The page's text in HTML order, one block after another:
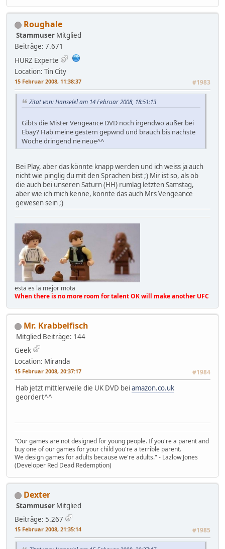
Roughale
Stammuser Mitglied
Beiträge: 7.671
HURZ Experte
Location: Tin City
15 Februar 2008, 11:38:37 #1983
Zitat von: Hanselel am 14 Februar 2008, 18:51:13
Gibts die Mister Vengeance DVD noch irgendwo außer bei
Ebay? Hab meine gestern gepwnd und brauch bis nächste
Woche dringend ne neue^^
Bei Play, aber das könnte knapp werden und ich weiss ja auch
nicht wie pinglig du mit den Sprachen bist ;) Mir ist so, als ob
die auch bei unseren Saturn (HH) rumlag letzten Samstag,
aber wie ich mich kenne, könnte das auch Mrs Vengeance
gewesen sein ;)
esta es la mejor mota
When there is no more room for talent OK will make another UFC
Mr. Krabbelfisch
Mitglied Beiträge: 144
Geek
Location: Miranda
15 Februar 2008, 20:37:17 #1984
Hab jetzt mittlerweile die UK DVD beiamazon.co.uk
geordert^^
"Our games are not designed for young people. If you're a parent and
buy one of our games for your child you're a terrible parent.
We design games for adults because we're adults." - Lazlow Jones
(Developer Red Dead Redemption)
Dexter
Stammuser Mitglied
Beiträge: 5.267
15 Februar 2008, 21:35:14 #1985